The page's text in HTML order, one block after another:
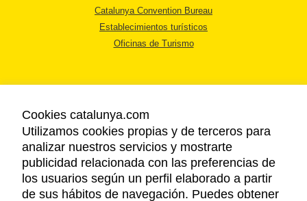
Catalunya Convention Bureau
Establecimientos turísticos
Oficinas de Turismo
AVISO LEGAL
POLÍTICA DE PRIVACIDAD
COOKIES
ACCESSIBILIDAD
Cookies catalunya.com
Utilizamos cookies propias y de terceros para
analizar nuestros servicios y mostrarte
publicidad relacionada con las preferencias de
los usuarios según un perfil elaborado a partir
de sus hábitos de navegación. Puedes obtener